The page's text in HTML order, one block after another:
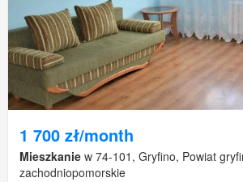
1 700 zł/month
Mieszkanie w 74-101, Gryfino, Powiat
zachodniopomorskie